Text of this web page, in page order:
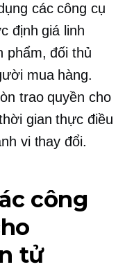
các công cụ
định giá linh
phẩm, đối thủ
mua hàng.
trao quyền cho
gian thựcđiều
vi thay đổi.
công
tử